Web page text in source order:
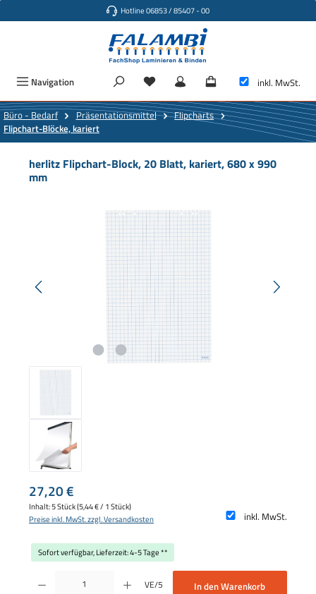
Hotline 06853 / 85407 - 00
Navigation inkl. MwSt.
Büro - Bedarf Präsentationsmittel
Flipcharts
Flipchart-Blöcke, kariert
herlitz Flipchart-Block, 20 Blatt, kariert, 680 x 990
mm
Bildergalerie überspringen
Regulärer Preis:
27,20 €
Inhalt:5 Stück(5,44 € / 1 Stück)
inkl. MwSt.
Preise inkl. MwSt. zzgl. Versandkosten
Sofort verfügbar, Lieferzeit: 4-5 Tage **
Produkt Anzahl: Gib den gewünschten Wert ein oder benutze die Schaltflächen um
VE/5 In den Warenkorb